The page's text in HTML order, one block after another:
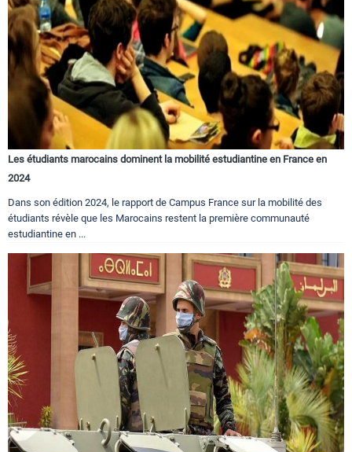
Les étudiants marocains dominent la mobilité estudiantine en France en
2024
Dans son édition 2024, le rapport de Campus France sur la mobilité des
étudiants révèle que les Marocains restent la première communauté
estudiantine en ...